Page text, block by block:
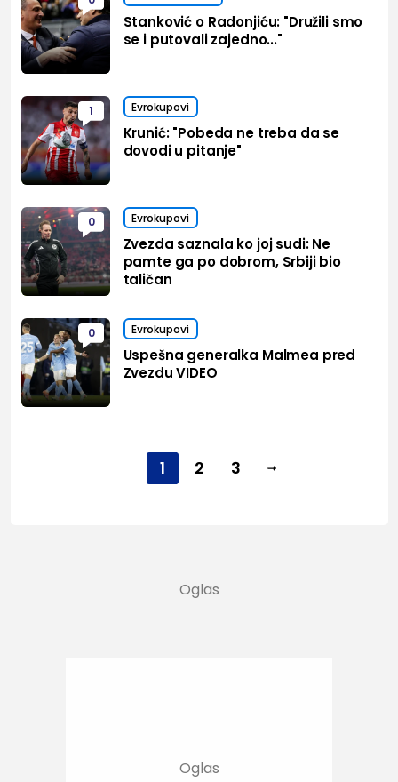
Stanković o Radonjiću: "Družili smo
se i putovali zajedno..."
1 Evrokupovi
Krunić: "Pobeda ne treba da se
dovodi u pitanje"
0 Evrokupovi
Zvezda saznala ko joj sudi: Ne
pamte ga po dobrom, Srbiji bio
taličan
0 Evrokupovi
Uspešna generalka Malmea pred
Zvezdu VIDEO
1 2 3